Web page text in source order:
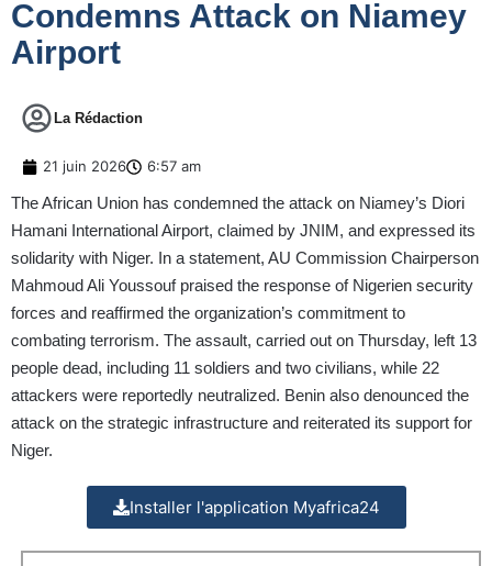
Condemns Attack on Niamey
Airport
La Rédaction
21 juin 2026 6:57 am
The African Union has condemned the attack on Niamey’s Diori
Hamani International Airport, claimed by JNIM, and expressed its
solidarity with Niger. In a statement, AU Commission Chairperson
Mahmoud Ali Youssouf praised the response of Nigerien security
forces and reaffirmed the organization’s commitment to
combating terrorism. The assault, carried out on Thursday, left 13
people dead, including 11 soldiers and two civilians, while 22
attackers were reportedly neutralized. Benin also denounced the
attack on the strategic infrastructure and reiterated its support for
Niger.
Installer l'application Myafrica24